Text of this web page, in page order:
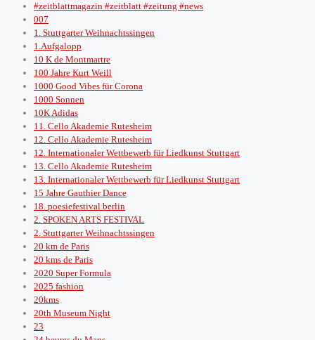
#zeitblattmagazin #zeitblatt #zeitung #news
007
1. Stuttgarter Weihnachtssingen
1.Aufgalopp
10 K de Montmartre
100 Jahre Kurt Weill
1000 Good Vibes für Corona
1000 Sonnen
10K Adidas
11. Cello Akademie Rutesheim
12. Cello Akademie Rutesheim
12. Internationaler Wettbewerb für Liedkunst Stuttgart
13. Cello Akademie Rutesheim
13. Internationaler Wettbewerb für Liedkunst Stuttgart
15 Jahre Gauthier Dance
18. poesiefestival berlin
2. SPOKEN ARTS FESTIVAL
2. Stuttgarter Weihnachtssingen
20 km de Paris
20 kms de Paris
2020 Super Formula
2025 fashion
20kms
20th Museum Night
23